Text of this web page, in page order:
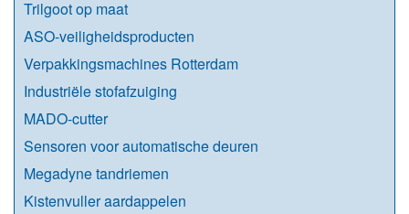
Trilgoot op maat
ASO-veiligheidsproducten
Verpakkingsmachines Rotterdam
Industriële stofafzuiging
MADO-cutter
Sensoren voor automatische deuren
Megadyne tandriemen
Kistenvuller aardappelen